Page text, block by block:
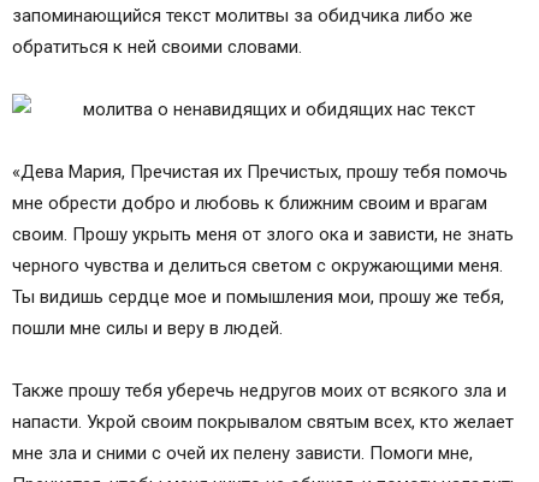
запоминающийся текст молитвы за обидчика либо же
обратиться к ней своими словами.
«Дева Мария, Пречистая их Пречистых, прошу тебя помочь
мне обрести добро и любовь к ближним своим и врагам
своим. Прошу укрыть меня от злого ока и зависти, не знать
черного чувства и делиться светом с окружающими меня.
Ты видишь сердце мое и помышления мои, прошу же тебя,
пошли мне силы и веру в людей.
Также прошу тебя уберечь недругов моих от всякого зла и
напасти. Укрой своим покрывалом святым всех, кто желает
мне зла и сними с очей их пелену зависти. Помоги мне,